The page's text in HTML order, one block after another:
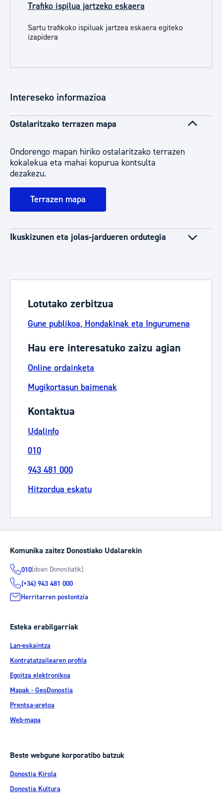
Trafiko ispilua jartzeko eskaera
Sartu trafikoko ispiluak jartzea eskaera egiteko
izapidera
Intereseko informazioa
Ostalaritzako terrazen mapa
Ondorengo mapan hiriko ostalaritzako terrazen
kokalekua eta mahai kopurua kontsulta
dezakezu.
Terrazen mapa
Ikuskizunen eta jolas-jardueren ordutegia
Lotutako zerbitzua
Gune publikoa, Hondakinak eta Ingurumena
Hau ere interesatuko zaizu agian
Online ordainketa
Mugikortasun baimenak
Kontaktua
Udalinfo
010
943 481 000
Hitzordua eskatu
Komunika zaitez Donostiako Udalarekin
010(doan Donostiatik)
(+34) 943 481 000
Herritarren postontzia
Esteka erabilgarriak
Lan-eskaintza
Kontratatzailearen profila
Egoitza elektronikoa
Mapak - GeoDonostia
Prentsa-aretoa
Web-mapa
Beste webgune korporatibo batzuk
Donostia Kirola
Donostia Kultura